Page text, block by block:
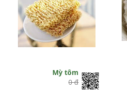
Mỳ tôm
0 đ